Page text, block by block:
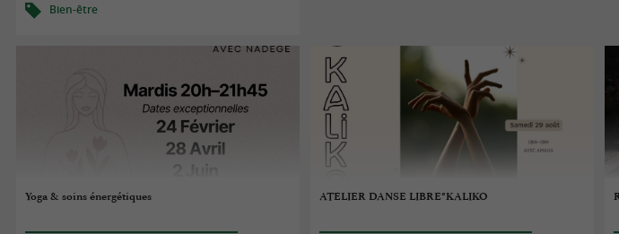
Bien-être
Yoga & soins énergétiques ATELIER DANSE LIBRE°KALIKO